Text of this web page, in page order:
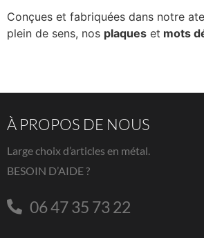
Conçues et fabriquées dans notre
plein de sens, nos plaques et mots
À PROPOS DE NOUS
Large choix d’articles en métal.
BESOIN D’AIDE ?
06 47 35 73 22